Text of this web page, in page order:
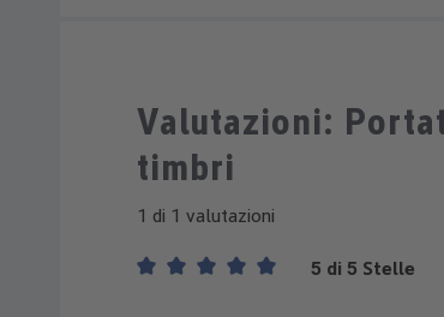
Valutazioni:
timbri
1 di 1 valutazioni
5 di 5 Stelle